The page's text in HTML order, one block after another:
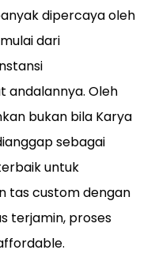
dipercaya oleh
dari
andalannya. Oleh
bukan bila Karya
sebagai
untuk
tas custom dengan
terjamin, proses